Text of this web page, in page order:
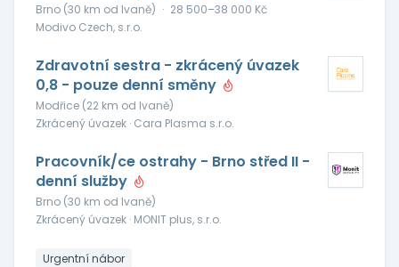
Brno (30 km od Ivaně) · 28 500–38 000 Kč
Modivo Czech, s.r.o.
Zdravotní sestra - zkrácený úvazek
0,8 - pouze denní směny
Modřice (22 km od Ivaně)
Zkrácený úvazek · Cara Plasma s.r.o.
Pracovník/ce ostrahy - Brno střed II -
denní služby
Brno (30 km od Ivaně)
Zkrácený úvazek · MONIT plus, s.r.o.
Urgentní nábor